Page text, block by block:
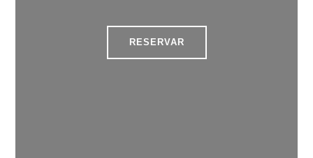
RESERVAR